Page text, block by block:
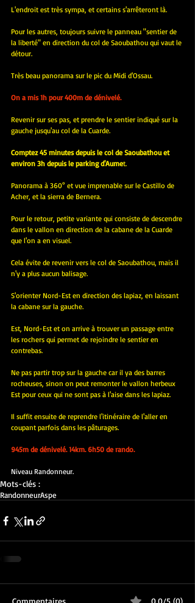
L'endroit est très sympa, et certains s'arrêteront là.
Pour les autres, toujours suivre le panneau "sentier de
la liberté" en direction du col de Saoubathou qui vaut le
détour.
Très beau panorama sur le pic du Midi d'Ossau.
On a mis 1h pour 400m de dénivelé.
Revenir sur ses pas, et prendre le sentier indiqué sur la
gauche jusqu'au col de la Cuarde.
Comptez 45 minutes depuis le col de Saoubathou et
environ 3h depuis le parking d'Aumet.
Panorama à 360° et vue imprenable sur le Castillo de
Acher, et la sierra de Bernera.
Pour le retour, petite variante qui consiste de descendre
dans le vallon en direction de la cabane de la Cuarde
que l'on a en visuel.
Cela évite de revenir vers le col de Saoubathou, mais il
n'y a plus aucun balisage.
S'orienter Nord-Est en direction des lapiaz, en laissant
la cabane sur la gauche.
Est, Nord-Est et on arrive à trouver un passage entre
les rochers qui permet de rejoindre le sentier en
contrebas.
Ne pas partir trop sur la gauche car il ya des barres
rocheuses, sinon on peut remonter le vallon herbeux
Est pour ceux qui ne sont pas à l'aise dans les lapiaz.
Il suffit ensuite de reprendre l'itinéraire de l'aller en
coupant parfois dans les pâturages.
945m de dénivelé. 14km. 6h50 de rando.
Niveau Randonneur.
Mots-clés :
RandonneurAspe